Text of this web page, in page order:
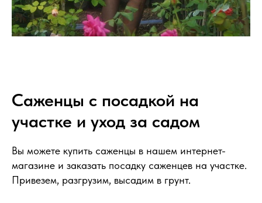
Саженцы с посадкой на
участке и уход за садом
Вы можете купить саженцы в нашем интернет-
магазине и заказать посадку саженцев на участке.
Привезем, разгрузим, высадим в грунт.